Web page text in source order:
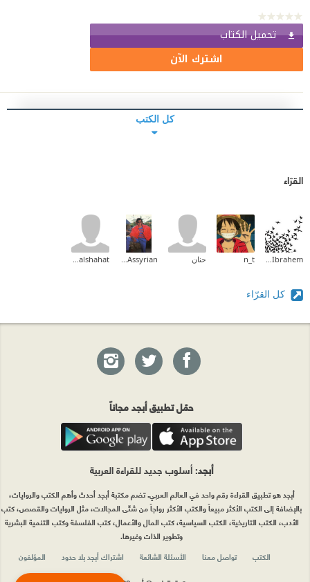
تحميل الكتاب
اشترك الآن
كل الكتب
القرّاء
n_t حنان
كل القرّاء
حمّل تطبيق أبجد مجاناً
أبجد: أسلوب جديد للقراءة العربية
أبجد هو تطبيق القراءة رقم واحد في العالم العربي. تضم مكتبة أبجد أحدث وأهم الكتب والروايات،
بالإضافة إلى الكتب الأكثر مبيعاً والكتب الأكثر رواجاً من شتّى المجالات، مثل الروايات والقصص، كتب
الأدب، الكتب التاريخية، الكتب السياسية، كتب المال والأعمال، كتب الفلسفة وكتب التنمية البشرية
وتطوير الذات وغيرها.
الكتب
تواصل معنا الأسئلة الشائعة اشتراك أبجد بلا حدود
المؤلفون